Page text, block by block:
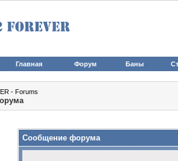
Главная Форум Баны
- Forums
Сообщение форума